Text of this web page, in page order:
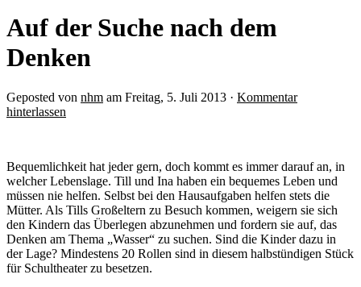
Auf der Suche nach dem
Denken
Geposted von nhm am Freitag, 5. Juli 2013 · Kommentar
hinterlassen
Bequemlichkeit hat jeder gern, doch kommt es immer darauf an, in
welcher Lebenslage. Till und Ina haben ein bequemes Leben und
müssen nie helfen. Selbst bei den Hausaufgaben helfen stets die
Mütter. Als Tills Großeltern zu Besuch kommen, weigern sie sich
den Kindern das Überlegen abzunehmen und fordern sie auf, das
Denken am Thema „Wasser“ zu suchen. Sind die Kinder dazu in
der Lage? Mindestens 20 Rollen sind in diesem halbstündigen Stück
für Schultheater zu besetzen.